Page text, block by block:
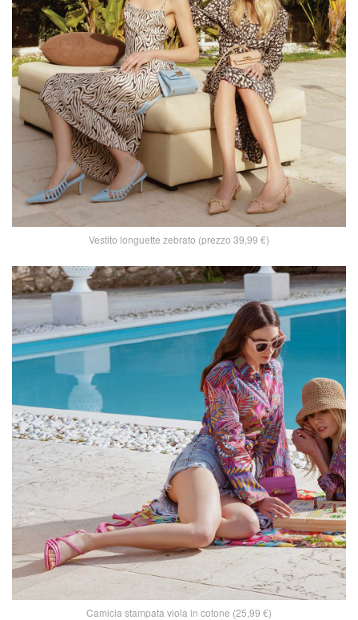
Vestito longuette zebrato (prezzo 39,99 €)
Camicia stampata viola in cotone (25,99 €)